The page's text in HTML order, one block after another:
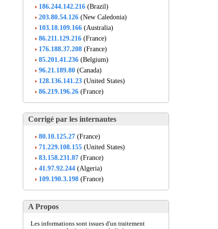
186.244.142.216 (Brazil)
203.80.54.126 (New Caledonia)
103.18.109.166 (Australia)
86.211.129.216 (France)
176.188.37.208 (France)
85.201.41.236 (Belgium)
96.21.189.80 (Canada)
128.136.141.23 (United States)
86.219.196.26 (France)
Corrigé par les internautes
80.10.125.27 (France)
71.229.108.155 (United States)
83.158.231.87 (France)
41.97.92.244 (Algeria)
109.190.3.198 (France)
A Propos
Les informations sont issues d'un traitement